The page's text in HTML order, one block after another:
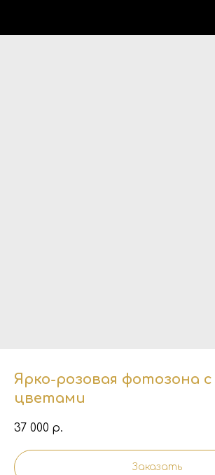
Ярко-розовая фотозона
цветами
37 000 р.
Заказать